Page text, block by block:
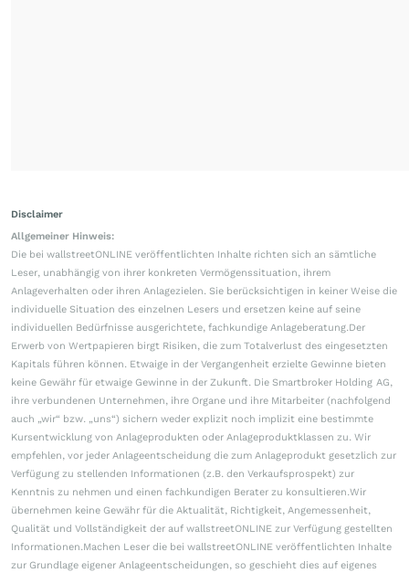
Disclaimer
Allgemeiner Hinweis:
Die bei wallstreetONLINE veröffentlichten Inhalte richten sich an sämtliche
Leser, unabhängig von ihrer konkreten Vermögenssituation, ihrem
Anlageverhalten oder ihren Anlagezielen. Sie berücksichtigen in keiner Weise die
individuelle Situation des einzelnen Lesers und ersetzen keine auf seine
individuellen Bedürfnisse ausgerichtete, fachkundige Anlageberatung.Der
Erwerb von Wertpapieren birgt Risiken, die zum Totalverlust des eingesetzten
Kapitals führen können. Etwaige in der Vergangenheit erzielte Gewinne bieten
keine Gewähr für etwaige Gewinne in der Zukunft. Die Smartbroker Holding AG,
ihre verbundenen Unternehmen, ihre Organe und ihre Mitarbeiter (nachfolgend
auch „wir“ bzw. „uns“) sichern weder explizit noch implizit eine bestimmte
Kursentwicklung von Anlageprodukten oder Anlageproduktklassen zu. Wir
empfehlen, vor jeder Anlageentscheidung die zum Anlageprodukt gesetzlich zur
Verfügung zu stellenden Informationen (z.B. den Verkaufsprospekt) zur
Kenntnis zu nehmen und einen fachkundigen Berater zu konsultieren.Wir
übernehmen keine Gewähr für die Aktualität, Richtigkeit, Angemessenheit,
Qualität und Vollständigkeit der auf wallstreetONLINE zur Verfügung gestellten
Informationen.Machen Leser die bei wallstreetONLINE veröffentlichten Inhalte
zur Grundlage eigener Anlageentscheidungen, so geschieht dies auf eigenes